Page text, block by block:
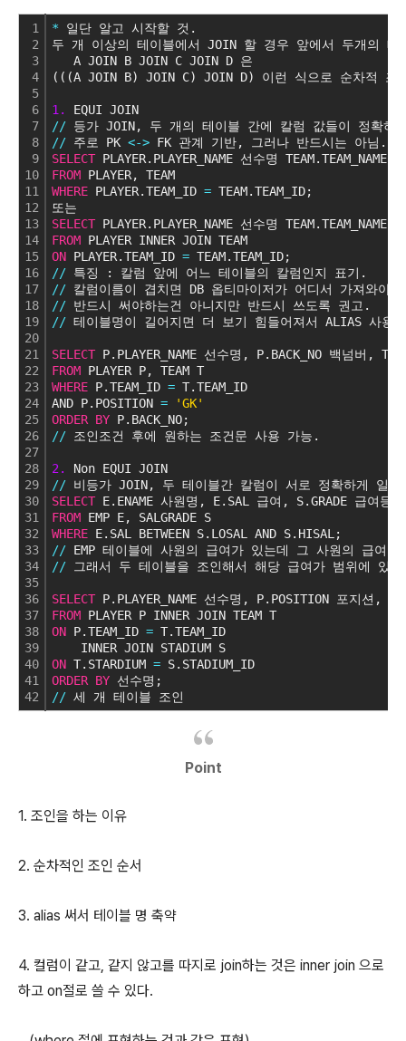
1
2
3
4
5
6
7
8
9
10
11
12
13
14
15
16
17
18
19
20
21
22
23
24
25
26
27
28
29
30
31
32
33
34
35
36
37
38
39
40
41
42
* 일단 알고 시작할 것.
두 개 이상의 테이블에서 JOIN 할 경우 앞에서 두개의
A JOIN B JOIN C JOIN D 은
(((A JOIN B) JOIN C) JOIN D) 이런 식으로 순차적 조
1.
EQUI JOIN
// 등가 JOIN, 두 개의 테이블 간에 칼럼 값들이 정확하
// 주로 PK <-> FK 관계 기반, 그러나 반드시는 아님.
SELECT PLAYER.PLAYER_NAME 선수명 TEAM.TEAM_NAME
FROM PLAYER, TEAM
WHERE PLAYER.TEAM_ID = TEAM.TEAM_ID;
또는
SELECT PLAYER.PLAYER_NAME 선수명 TEAM.TEAM_NAME
FROM PLAYER INNER JOIN TEAM
ON PLAYER.TEAM_ID = TEAM.TEAM_ID;
// 특징 : 칼럼 앞에 어느 테이블의 칼럼인지 표기.
// 칼럼이름이 겹치면 DB 옵티마이저가 어디서 가져와야
// 반드시 써야하는건 아니지만 반드시 쓰도록 권고.
// 테이블명이 길어지면 더 보기 힘들어져서 ALIAS 사용
SELECT P.PLAYER_NAME 선수명, P.BACK_NO 백넘버,
FROM PLAYER P, TEAM T
WHERE P.TEAM_ID = T.TEAM_ID
AND P.POSITION =
'GK'
ORDER BY P.BACK_NO;
// 조인조건 후에 원하는 조건문 사용 가능.
2.
Non EQUI JOIN
// 비등가 JOIN, 두 테이블간 칼럼이 서로 정확하게 일
SELECT E.ENAME 사원명, E.SAL 급여, S.GRADE 급여등급
FROM EMP E, SALGRADE S
WHERE E.SAL BETWEEN S.LOSAL AND S.HISAL;
// EMP 테이블에 사원의 급여가 있는데 그 사원의 급여
// 그래서 두 테이블을 조인해서 해당 급여가 범위에 있
SELECT P.PLAYER_NAME 선수명, P.POSITION 포지션,
FROM PLAYER P INNER JOIN TEAM T
ON P.TEAM_ID = T.TEAM_ID
INNER JOIN STADIUM S
ON T.STARDIUM = S.STADIUM_ID
ORDER BY 선수명;
// 세 개 테이블 조인
Point
1. 조인을 하는 이유
2. 순차적인 조인 순서
3. alias 써서 테이블 명 축약
4. 컬럼이 같고, 같지 않고를 따지로 join하는 것은 inner join 으로
하고 on절로 쓸 수 있다.